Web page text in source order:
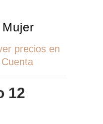
precios en
12